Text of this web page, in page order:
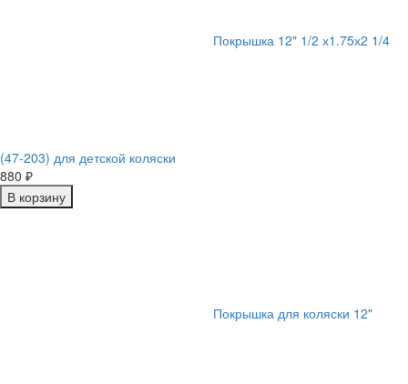
Покрышка 12" 1/2 х1.75х2 1/4
(47-203) для детской коляски
880 ₽
В корзину
Покрышка для коляски 12"